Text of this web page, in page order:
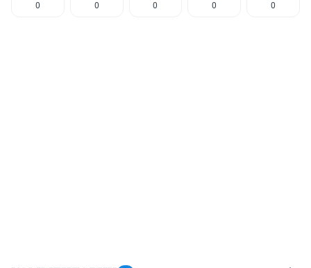
0 0 0 0 0